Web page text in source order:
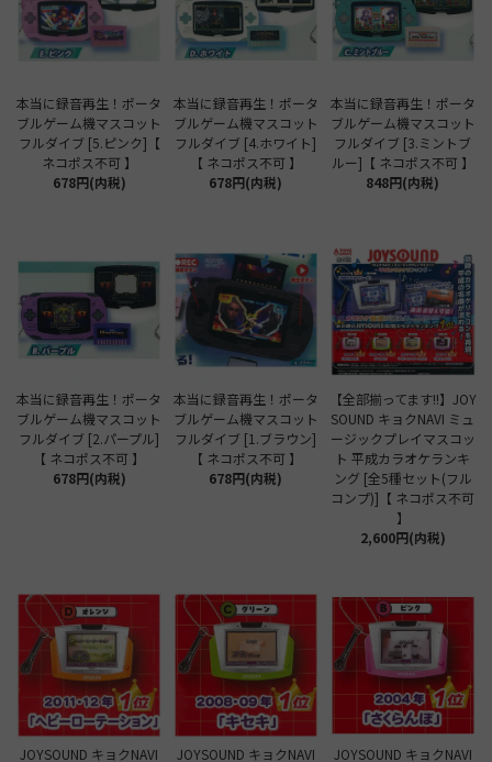
本当に録音再生！ポータ
ブルゲーム機マスコット
フルダイブ [5.ピンク]【
ネコポス不可 】
678円(内税)
本当に録音再生！ポータ
ブルゲーム機マスコット
フルダイブ [4.ホワイト]
【 ネコポス不可 】
678円(内税)
本当に録音再生！ポータ
ブルゲーム機マスコット
フルダイブ [3.ミントブ
ルー]【 ネコポス不可 】
848円(内税)
本当に録音再生！ポータ
ブルゲーム機マスコット
フルダイブ [2.パープル]
【 ネコポス不可 】
678円(内税)
本当に録音再生！ポータ
ブルゲーム機マスコット
フルダイブ [1.ブラウン]
【 ネコポス不可 】
678円(内税)
【全部揃ってます!!】JOY
SOUND キョクNAVI ミュ
ージックプレイマスコッ
ト 平成カラオケランキ
ング [全5種セット(フル
コンプ)]【 ネコポス不可
】
2,600円(内税)
JOYSOUND キョクNAVI JOYSOUND キョクNAVI JOYSOUND キョクNAVI